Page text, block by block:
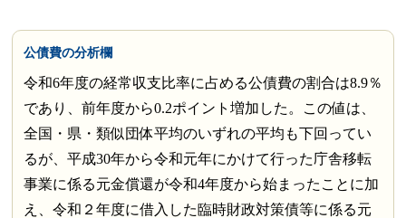
公債費の分析欄
令和6年度の経常収支比率に占める公債費の割合は8.9％
であり、前年度から0.2ポイント増加した。この値は、
全国・県・類似団体平均のいずれの平均も下回ってい
るが、平成30年から令和元年にかけて行った庁舎移転
事業に係る元金償還が令和4年度から始まったことに加
え、令和２年度に借入した臨時財政対策債等に係る元